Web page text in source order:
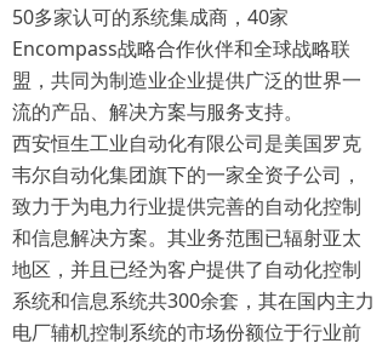
50多家认可的系统集成商，40家
Encompass战略合作伙伴和全球战略联
盟，共同为制造业企业提供广泛的世界一
流的产品、解决方案与服务支持。
西安恒生工业自动化有限公司是美国罗克
韦尔自动化集团旗下的一家全资子公司，
致力于为电力行业提供完善的自动化控制
和信息解决方案。其业务范围已辐射亚太
地区，并且已经为客户提供了自动化控制
系统和信息系统共300余套，其在国内主力
电厂辅机控制系统的市场份额位于行业前